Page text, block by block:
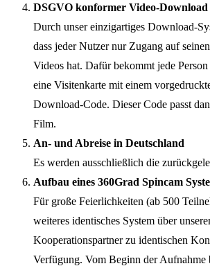
DSGVO konformer Video-
Durch unser einzigartiges Download-
dass jeder Nutzer nur Zugang auf
Videos hat. Dafür bekommt jede
eine Visitenkarte mit einem
Download-Code. Dieser Code passt
Film.
An- und Abreise in Deutschland
Es werden ausschließlich die
Aufbau eines 360Grad Spincam
Für große Feierlichkeiten (ab 500
weiteres identisches System über
Kooperationspartner zu identischen
Verfügung. Vom Beginn der Aufnahme